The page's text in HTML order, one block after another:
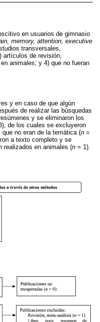
en usuarios de gimnasio
memory, attention, executive
transversales,
artículos de revisión,
animales; y 4) que no fueran
y en caso de que algún
de realizar las búsquedas
y se eliminaron los
de los cuales se excluyeron
no eran de la temática (n =
a texto completo y se
realizados en animales (n = 1).